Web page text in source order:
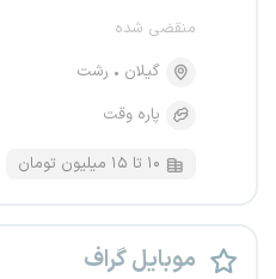
منقضی شده
گیلان
رشت
پاره وقت
۱۰ تا ۱۵ میلیون تومان
موبایل گراف